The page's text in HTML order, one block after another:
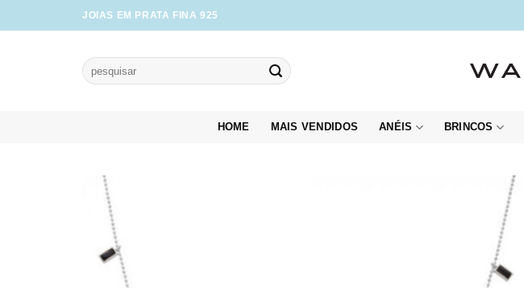
to
JOIAS EM PRATA FINA 925
Pesquisar
por:
HOME MAIS VENDIDOS ANÉIS BRINCOS